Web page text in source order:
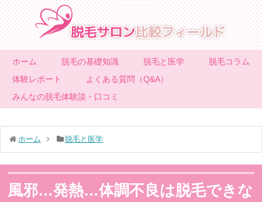
ホーム 脱毛の基礎知識 脱毛と医学
脱毛コラム
体験レポート
よくある質問（Q&A）
みんなの脱毛体験談・口コミ
ホーム 脱毛と医学
風邪…発熱…体調不良は脱毛できな